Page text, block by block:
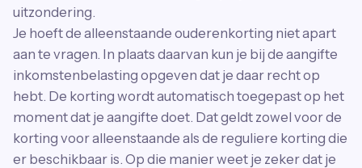
uitzondering.
Je hoeft de alleenstaande ouderenkorting niet apart
aan te vragen. In plaats daarvan kun je bij de aangifte
inkomstenbelasting opgeven dat je daar recht op
hebt. De korting wordt automatisch toegepast op het
moment dat je aangifte doet. Dat geldt zowel voor de
korting voor alleenstaande als de reguliere korting die
er beschikbaar is. Op die manier weet je zeker dat je